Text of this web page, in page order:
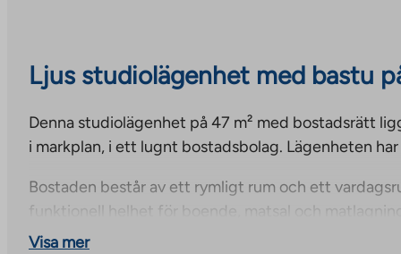
Ljus studiolägenhet med bastu
Denna studiolägenhet på 47 m² med bostadsrätt
i markplan, i ett lugnt bostadsbolag. Lägenheten
Bostaden består av ett rymligt rum och ett
funktionell helhet för boende, matsal och
lägenheten trevlig, och den privata gården ger mer
Visa mer